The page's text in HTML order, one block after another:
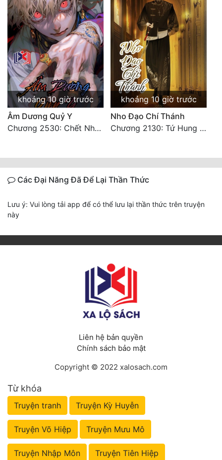
khoảng 10 giờ trước
Âm Dương Quỷ Y
Chương 2530: Chết Như Thế Nào
khoảng 10 giờ trước
Nho Đạo Chí Thánh
Chương 2130: Tứ Hung Cổ Yêu
Các Đại Năng Đã Để Lại Thần Thức
Lưu ý: Vui lòng tải app để có thể lưu lại thần thức trên truyện
này
Liên hệ bản quyền
Chính sách bảo mật
Copyright © 2022 xalosach.com
Từ khóa
Truyện tranh Truyện Kỳ Huyễn
Truyện Võ Hiệp Truyện Mưu Mô
Truyện Nhập Môn Truyện Tiên Hiệp